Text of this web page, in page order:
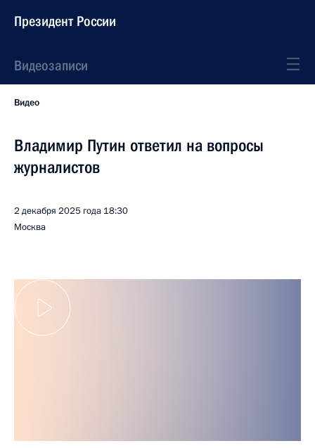
Президент России
Видеозаписи
Видео
Владимир Путин ответил на вопросы
журналистов
2 декабря 2025 года 18:30
Москва